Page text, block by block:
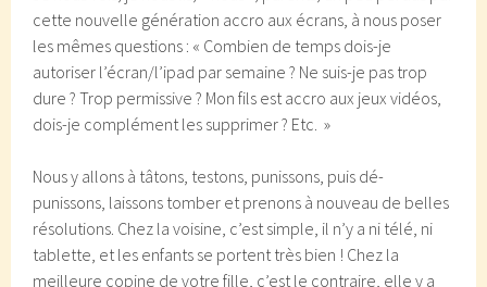
cette nouvelle génération accro aux écrans, à nous poser
les mêmes questions : « Combien de temps dois-je
autoriser l’écran/l’ipad par semaine ? Ne suis-je pas trop
dure ? Trop permissive ? Mon fils est accro aux jeux vidéos,
dois-je complément les supprimer ? Etc. »
Nous y allons à tâtons, testons, punissons, puis dé-
punissons, laissons tomber et prenons à nouveau de belles
résolutions. Chez la voisine, c’est simple, il n’y a ni télé, ni
tablette, et les enfants se portent très bien ! Chez la
meilleure copine de votre fille, c’est le contraire, elle y a